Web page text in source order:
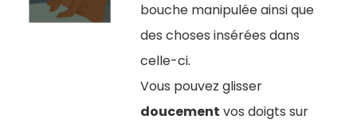
bouche manipulée ainsi que
des choses insérées dans
celle-ci.
Vous pouvez glisser
doucement vos doigts sur